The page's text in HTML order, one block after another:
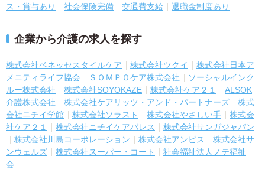
ス・賞与あり
社会保険完備 交通費支給 退職金制度あり
企業から介護の求人を探す
株式会社ベネッセスタイルケア 株式会社ツクイ
株式会社日本ア
メニティライフ協会
ＳＯＭＰＯケア株式会社
ソーシャルインク
ルー株式会社
株式会社SOYOKAZE 株式会社ケア２１
ALSOK
介護株式会社
株式会社ケアリッツ・アンド・パートナーズ
株式
会社ニチイ学館
株式会社ソラスト 株式会社やさしい手
株式会
社ケア２１
株式会社ニチイケアパレス
株式会社サンガジャパン
株式会社川島コーポレーション
株式会社アンビス
株式会社サ
ンウェルズ
株式会社スーパー・コート
社会福祉法人ノテ福祉
会